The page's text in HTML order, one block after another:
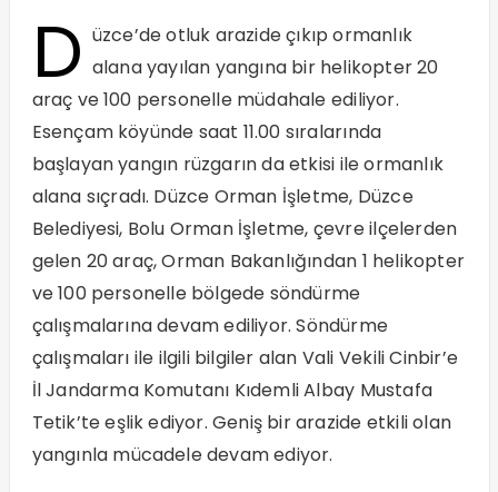
D üzce’de otluk arazide çıkıp ormanlık
alana yayılan yangına bir helikopter 20
araç ve 100 personelle müdahale ediliyor.
Esençam köyünde saat 11.00 sıralarında
başlayan yangın rüzgarın da etkisi ile ormanlık
alana sıçradı. Düzce Orman İşletme, Düzce
Belediyesi, Bolu Orman İşletme, çevre ilçelerden
gelen 20 araç, Orman Bakanlığından 1 helikopter
ve 100 personelle bölgede söndürme
çalışmalarına devam ediliyor. Söndürme
çalışmaları ile ilgili bilgiler alan Vali Vekili Cinbir’e
İl Jandarma Komutanı Kıdemli Albay Mustafa
Tetik’te eşlik ediyor. Geniş bir arazide etkili olan
yangınla mücadele devam ediyor.